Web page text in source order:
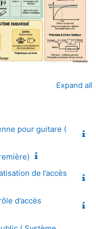
Expand all
pour guitare (
de l’accès
d’accès